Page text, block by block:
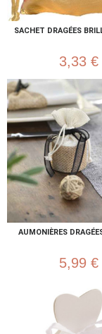
SACHET DRAGÉES
3,33 €
AUMONIÈRES
5,99 €